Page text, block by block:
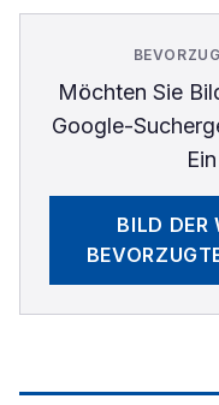
Möchten Sie
Google-
BILD DER